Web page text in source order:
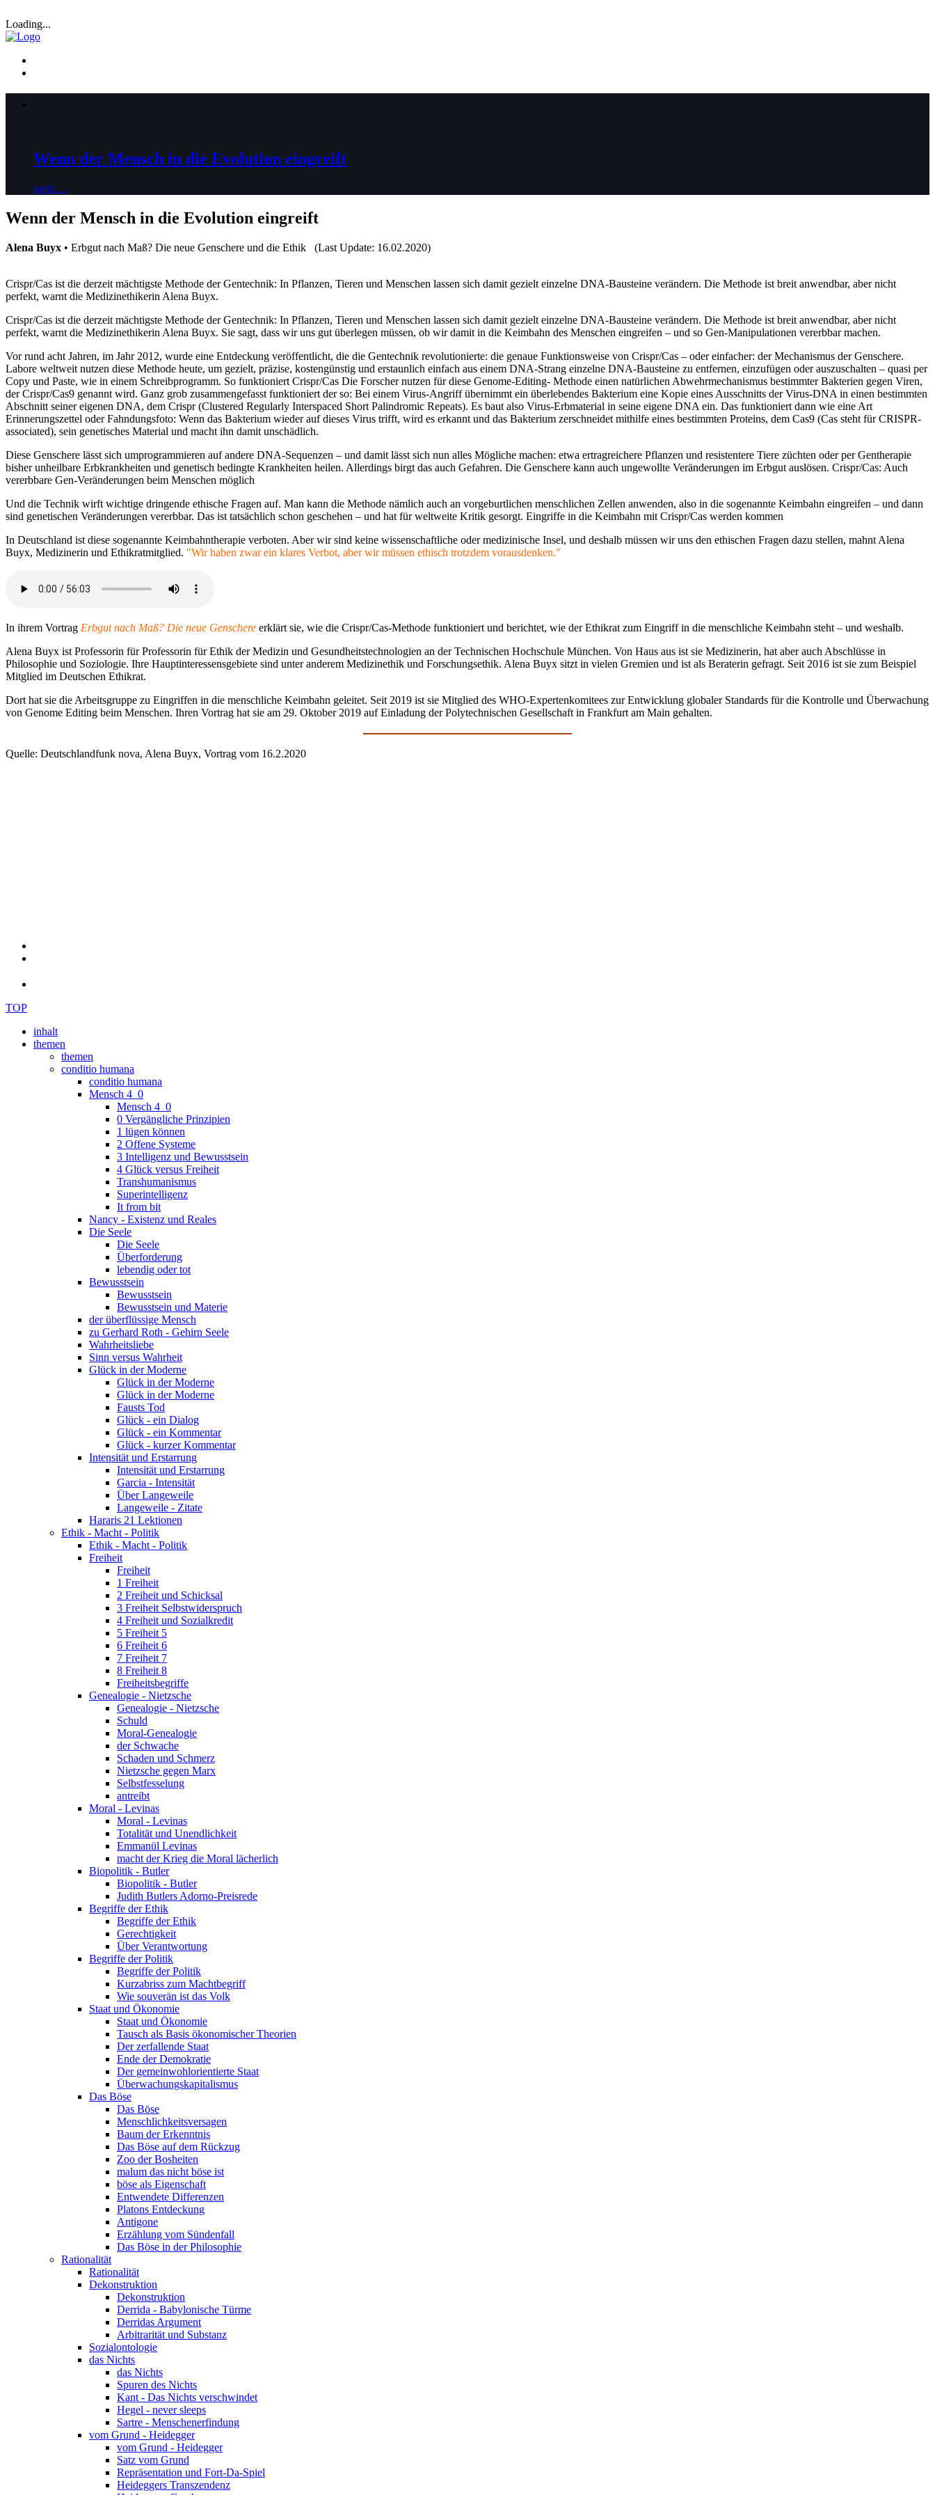
Loading...
Wenn der Mensch in die Evolution eingreift
mehr ...
Wenn der Mensch in die Evolution eingreift
Alena Buyx • Erbgut nach Maß? Die neue Genschere und die Ethik (Last Update: 16.02.2020)
Crispr/Cas ist die derzeit mächtigste Methode der Gentechnik: In Pflanzen, Tieren und Menschen lassen sich damit gezielt einzelne DNA-Bausteine verändern. Die Methode ist breit anwendbar, aber nicht
perfekt, warnt die Medizinethikerin Alena Buyx.
Crispr/Cas ist die derzeit mächtigste Methode der Gentechnik: In Pflanzen, Tieren und Menschen lassen sich damit gezielt einzelne DNA-Bausteine verändern. Die Methode ist breit anwendbar, aber nicht
perfekt, warnt die Medizinethikerin Alena Buyx. Sie sagt, dass wir uns gut überlegen müssen, ob wir damit in die Keimbahn des Menschen eingreifen – und so Gen-Manipulationen vererbbar machen.
Vor rund acht Jahren, im Jahr 2012, wurde eine Entdeckung veröffentlicht, die die Gentechnik revolutionierte: die genaue Funktionsweise von Crispr/Cas – oder einfacher: der Mechanismus der Genschere.
Labore weltweit nutzen diese Methode heute, um gezielt, präzise, kostengünstig und erstaunlich einfach aus einem DNA-Strang einzelne DNA-Bausteine zu entfernen, einzufügen oder auszuschalten – quasi per
Copy und Paste, wie in einem Schreibprogramm. So funktioniert Crispr/Cas Die Forscher nutzen für diese Genome-Editing- Methode einen natürlichen Abwehrmechanismus bestimmter Bakterien gegen Viren,
der Crispr/Cas9 genannt wird. Ganz grob zusammengefasst funktioniert der so: Bei einem Virus-Angriff übernimmt ein überlebendes Bakterium eine Kopie eines Ausschnitts der Virus-DNA in einen bestimmten
Abschnitt seiner eigenen DNA, dem Crispr (Clustered Regularly Interspaced Short Palindromic Repeats). Es baut also Virus-Erbmaterial in seine eigene DNA ein. Das funktioniert dann wie eine Art
Erinnerungszettel oder Fahndungsfoto: Wenn das Bakterium wieder auf dieses Virus trifft, wird es erkannt und das Bakterium zerschneidet mithilfe eines bestimmten Proteins, dem Cas9 (Cas steht für CRISPR-
associated), sein genetisches Material und macht ihn damit unschädlich.
Diese Genschere lässt sich umprogrammieren auf andere DNA-Sequenzen – und damit lässt sich nun alles Mögliche machen: etwa ertragreichere Pflanzen und resistentere Tiere züchten oder per Gentherapie
bisher unheilbare Erbkrankheiten und genetisch bedingte Krankheiten heilen. Allerdings birgt das auch Gefahren. Die Genschere kann auch ungewollte Veränderungen im Erbgut auslösen. Crispr/Cas: Auch
vererbbare Gen-Veränderungen beim Menschen möglich
Und die Technik wirft wichtige dringende ethische Fragen auf. Man kann die Methode nämlich auch an vorgeburtlichen menschlichen Zellen anwenden, also in die sogenannte Keimbahn eingreifen – und dann
sind genetischen Veränderungen vererbbar. Das ist tatsächlich schon geschehen – und hat für weltweite Kritik gesorgt. Eingriffe in die Keimbahn mit Crispr/Cas werden kommen
In Deutschland ist diese sogenannte Keimbahntherapie verboten. Aber wir sind keine wissenschaftliche oder medizinische Insel, und deshalb müssen wir uns den ethischen Fragen dazu stellen, mahnt Alena
Buyx, Medizinerin und Ethikratmitglied. "Wir haben zwar ein klares Verbot, aber wir müssen ethisch trotzdem vorausdenken."
In ihrem Vortrag Erbgut nach Maß? Die neue Genschere erklärt sie, wie die Crispr/Cas-Methode funktioniert und berichtet, wie der Ethikrat zum Eingriff in die menschliche Keimbahn steht – und weshalb.
Alena Buyx ist Professorin für Professorin für Ethik der Medizin und Gesundheitstechnologien an der Technischen Hochschule München. Von Haus aus ist sie Medizinerin, hat aber auch Abschlüsse in
Philosophie und Soziologie. Ihre Hauptinteressensgebiete sind unter anderem Medizinethik und Forschungsethik. Alena Buyx sitzt in vielen Gremien und ist als Beraterin gefragt. Seit 2016 ist sie zum Beispiel
Mitglied im Deutschen Ethikrat.
Dort hat sie die Arbeitsgruppe zu Eingriffen in die menschliche Keimbahn geleitet. Seit 2019 ist sie Mitglied des WHO-Expertenkomitees zur Entwicklung globaler Standards für die Kontrolle und Überwachung
von Genome Editing beim Menschen. Ihren Vortrag hat sie am 29. Oktober 2019 auf Einladung der Polytechnischen Gesellschaft in Frankfurt am Main gehalten.
Quelle: Deutschlandfunk nova, Alena Buyx, Vortrag vom 16.2.2020
TOP
inhalt
themen
themen
conditio humana
conditio humana
Mensch 4_0
Mensch 4_0
0 Vergängliche Prinzipien
1 lügen können
2 Offene Systeme
3 Intelligenz und Bewusstsein
4 Glück versus Freiheit
Transhumanismus
Superintelligenz
It from bit
Nancy - Existenz und Reales
Die Seele
Die Seele
Überforderung
lebendig oder tot
Bewusstsein
Bewusstsein
Bewusstsein und Materie
der überflüssige Mensch
zu Gerhard Roth - Gehirn Seele
Wahrheitsliebe
Sinn versus Wahrheit
Glück in der Moderne
Glück in der Moderne
Glück in der Moderne
Fausts Tod
Glück - ein Dialog
Glück - ein Kommentar
Glück - kurzer Kommentar
Intensität und Erstarrung
Intensität und Erstarrung
Garcia - Intensität
Über Langeweile
Langeweile - Zitate
Hararis 21 Lektionen
Ethik - Macht - Politik
Ethik - Macht - Politik
Freiheit
Freiheit
1 Freiheit
2 Freiheit und Schicksal
3 Freiheit Selbstwiderspruch
4 Freiheit und Sozialkredit
5 Freiheit 5
6 Freiheit 6
7 Freiheit 7
8 Freiheit 8
Freiheitsbegriffe
Genealogie - Nietzsche
Genealogie - Nietzsche
Schuld
Moral-Genealogie
der Schwache
Schaden und Schmerz
Nietzsche gegen Marx
Selbstfesselung
antreibt
Moral - Levinas
Moral - Levinas
Totalität und Unendlichkeit
Emmanül Levinas
macht der Krieg die Moral lächerlich
Biopolitik - Butler
Biopolitik - Butler
Judith Butlers Adorno-Preisrede
Begriffe der Ethik
Begriffe der Ethik
Gerechtigkeit
Über Verantwortung
Begriffe der Politik
Begriffe der Politik
Kurzabriss zum Machtbegriff
Wie souverän ist das Volk
Staat und Ökonomie
Staat und Ökonomie
Tausch als Basis ökonomischer Theorien
Der zerfallende Staat
Ende der Demokratie
Der gemeinwohlorientierte Staat
Überwachungskapitalismus
Das Böse
Das Böse
Menschlichkeitsversagen
Baum der Erkenntnis
Das Böse auf dem Rückzug
Zoo der Bosheiten
malum das nicht böse ist
böse als Eigenschaft
Entwendete Differenzen
Platons Entdeckung
Antigone
Erzählung vom Sündenfall
Das Böse in der Philosophie
Rationalität
Rationalität
Dekonstruktion
Dekonstruktion
Derrida - Babylonische Türme
Derridas Argument
Arbitrarität und Substanz
Sozialontologie
das Nichts
das Nichts
Spuren des Nichts
Kant - Das Nichts verschwindet
Hegel - never sleeps
Sartre - Menschenerfindung
vom Grund - Heidegger
vom Grund - Heidegger
Satz vom Grund
Repräsentation und Fort-Da-Spiel
Heideggers Transzendenz